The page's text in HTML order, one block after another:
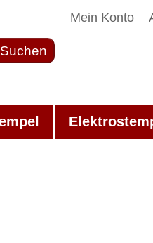
Mein Konto
Suchen